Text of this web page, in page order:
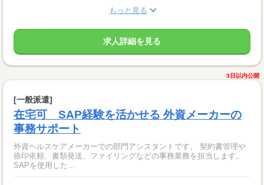
もっと見る
求人詳細を見る
3日以内公開
[一般派遣]
在宅可 SAP経験を活かせる 外資メーカーの
事務サポート
外資ヘルスケアメーカーでの部門アシスタントです。 契約書管理や
捺印依頼、書類発送、ファイリングなどの事務業務を担当します。
SAPを使用した...